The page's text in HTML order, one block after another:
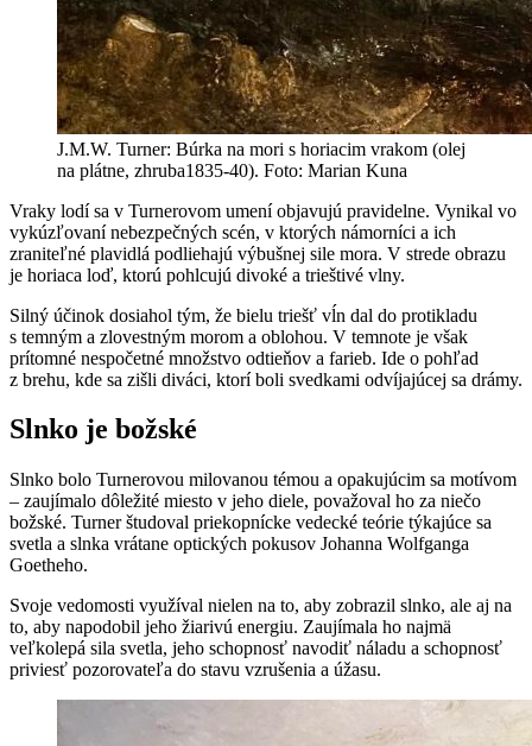
J.M.W. Turner: Búrka na mori s horiacim vrakom (olej
na plátne, zhruba1835-40). Foto: Marian Kuna
Vraky lodí sa v Turnerovom umení objavujú pravidelne. Vynikal vo
vykúzľovaní nebezpečných scén, v ktorých námorníci a ich
zraniteľné plavidlá podliehajú výbušnej sile mora. V strede obrazu
je horiaca loď, ktorú pohlcujú divoké a trieštivé vlny.
Silný účinok dosiahol tým, že bielu triešť vĺn dal do protikladu
s temným a zlovestným morom a oblohou. V temnote je však
prítomné nespočetné množstvo odtieňov a farieb. Ide o pohľad
z brehu, kde sa zišli diváci, ktorí boli svedkami odvíjajúcej sa drámy.
Slnko je božské
Slnko bolo Turnerovou milovanou témou a opakujúcim sa motívom
– zaujímalo dôležité miesto v jeho diele, považoval ho za niečo
božské. Turner študoval priekopnícke vedecké teórie týkajúce sa
svetla a slnka vrátane optických pokusov Johanna Wolfganga
Goetheho.
Svoje vedomosti využíval nielen na to, aby zobrazil slnko, ale aj na
to, aby napodobil jeho žiarivú energiu. Zaujímala ho najmä
veľkolepá sila svetla, jeho schopnosť navodiť náladu a schopnosť
priviesť pozorovateľa do stavu vzrušenia a úžasu.